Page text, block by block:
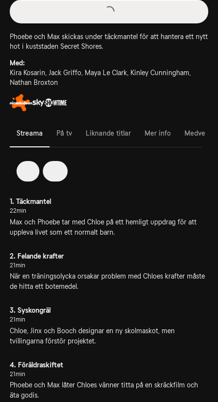
Phoebe och Max skickas under täckmantel för att hantera ett nytt
hot i kuststaden Secret Shores.
Med:
Kira Kosarin, Jack Griffo, Maya Le Clark, Kinley Cunningham,
Nathan Broxton
Streama På tv Liknande titlar Mer info
1. Täckmantel
22min
Max och Phoebe tar med Chloe på ett hemligt uppdrag för att
uppleva livet som ett normalt barn.
2. Felande krafter
21min
När en träningsolycka orsakar problem med Chloes krafter måste
de hitta ett botemedel.
3. Syskongräl
21min
Chloe, Jinx och Booch designar en ny skolmaskot, men
tvillingarna förstör projektet.
4. Föräldraskiftet
21min
Phoebe och Max låter Chloes vänner titta på en skräckfilm och
äta godis.